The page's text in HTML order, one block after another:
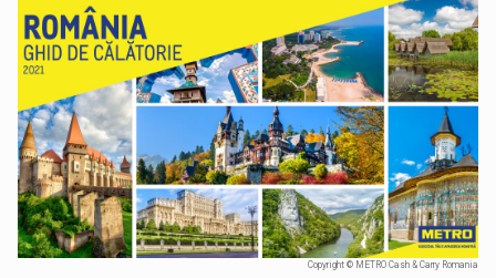
Copyright © METRO Cash & Carry Romania